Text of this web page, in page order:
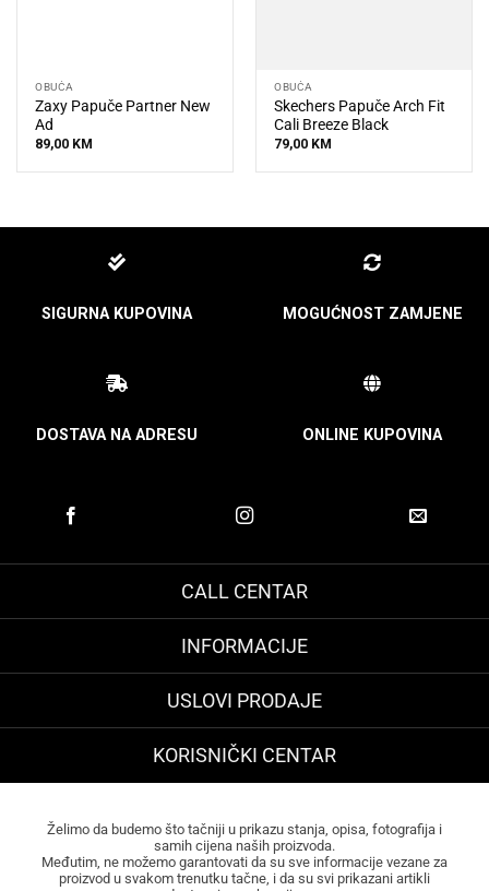
OBUĆA
Zaxy Papuče Partner New
Ad
89,00 KM
OBUĆA
Skechers Papuče Arch Fit
Cali Breeze Black
79,00 KM
SIGURNA KUPOVINA MOGUĆNOST ZAMJENE
DOSTAVA NA ADRESU ONLINE KUPOVINA
CALL CENTAR
INFORMACIJE
USLOVI PRODAJE
KORISNIČKI CENTAR
Želimo da budemo što tačniji u prikazu stanja, opisa, fotografija i
samih cijena naših proizvoda.
Međutim, ne možemo garantovati da su sve informacije vezane za
proizvod u svakom trenutku tačne, i da su svi prikazani artikli